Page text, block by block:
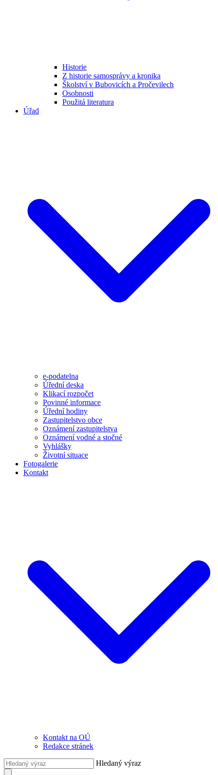
Historie
Z historie samosprávy a kronika
Školství v Bubovicích a Pročevilech
Osobnosti
Použitá literatura
Úřad
e-podatelna
Úřední deska
Klikací rozpočet
Povinné informace
Úřední hodiny
Zastupitelstvo obce
Oznámení zastupitelstva
Oznámení vodné a stočné
Vyhlášky
Životní situace
Fotogalerie
Kontakt
Kontakt na OÚ
Redakce stránek
Hledaný výraz